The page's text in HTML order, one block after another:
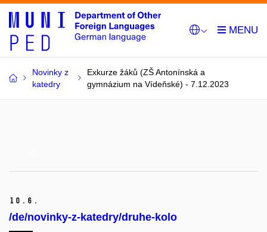
Novinky z
katedry
Exkurze žáků (ZŠ Antonínská a
gymnázium na Vídeňské) - 7.12.2023
10. 6.
/de/novinky-z-katedry/druhe-kolo